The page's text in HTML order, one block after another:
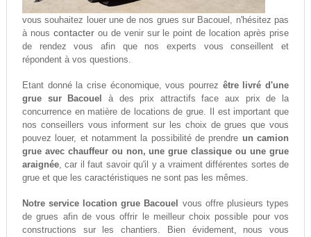
vous souhaitez louer une de nos grues sur Bacouel, n'hésitez pas
à nous contacterou de venir sur le point de location après prise
de rendez vous afin que nos experts vous conseillent et
répondent à vos questions.
Etant donné la crise économique, vous pourrez être livré d'une
grue sur Bacouel
à des prix attractifs face aux prix de la
concurrence en matière de locations de grue. Il est important que
nos conseillers vous informent sur les choix de grues que vous
pouvez louer, et notamment la possibilité de prendre un camion
grue avec chauffeur ou non, une grue classique ou une grue
araignée, car il faut savoir qu'il y a vraiment différentes sortes de
grue et que les caractéristiques ne sont pas les mêmes.
Notre service location grue Bacouel
vous offre plusieurs types
de grues afin de vous offrir le meilleur choix possible pour vos
constructions sur les chantiers. Bien évidement, nous vous